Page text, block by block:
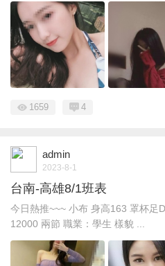
1659 4
admin
2023-8-1
台南-高雄8/1班表
今日熱推~~~ 小布 身高163 罩杯足
12000 兩節 職業：學生 樣貌 ...